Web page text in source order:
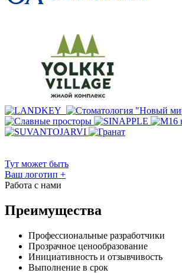
Тут может быть
Ваш логотип +
Работа с нами
Преимущества
Профессиональные разработчики
Прозрачное ценообразование
Инициативность и отзывчивость
Выполнение в срок